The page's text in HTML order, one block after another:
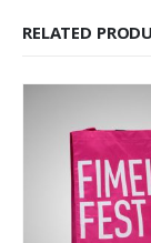
RELATED